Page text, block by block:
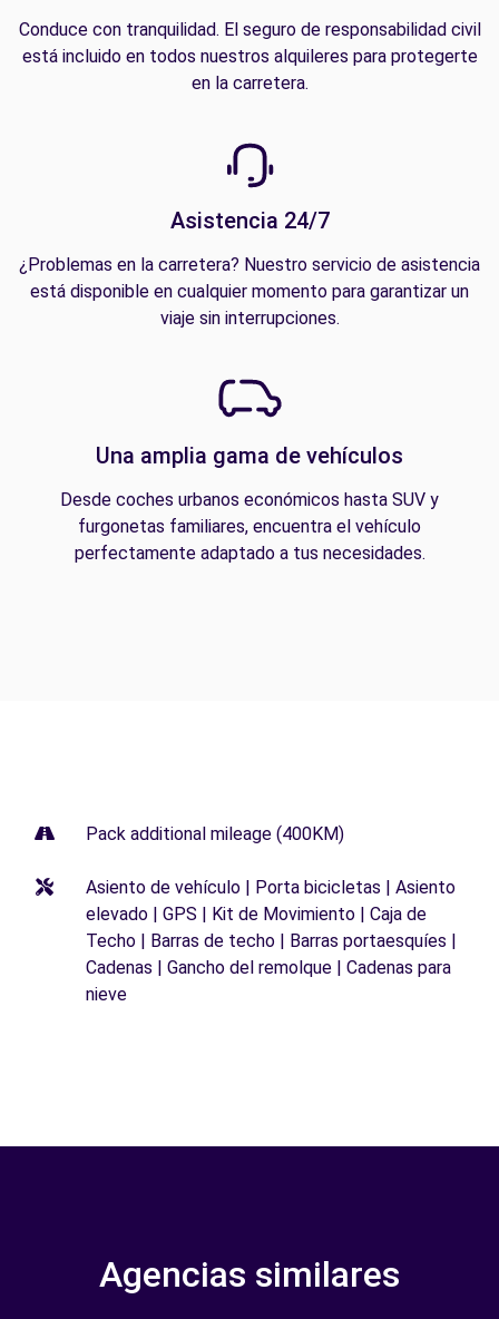
Conduce con tranquilidad. El seguro de responsabilidad civil
está incluido en todos nuestros alquileres para protegerte
en la carretera.
Asistencia 24/7
¿Problemas en la carretera? Nuestro servicio de asistencia
está disponible en cualquier momento para garantizar un
viaje sin interrupciones.
Una amplia gama de vehículos
Desde coches urbanos económicos hasta SUV y
furgonetas familiares, encuentra el vehículo
perfectamente adaptado a tus necesidades.
Pack additional mileage (400KM)
Asiento de vehículo | Porta bicicletas | Asiento
elevado | GPS | Kit de Movimiento | Caja de
Techo | Barras de techo | Barras portaesquíes |
Cadenas | Gancho del remolque | Cadenas para
nieve
Agencias similares